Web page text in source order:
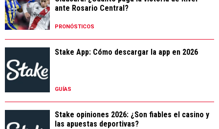
ante Rosario Central?
PRONÓSTICOS
Stake App: Cómo descargar la app en 2026
GUÍAS
Stake opiniones 2026: ¿Son fiables el casino y
las apuestas deportivas?